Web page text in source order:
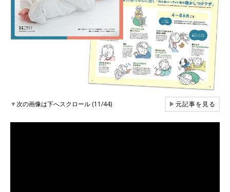
▼次の画像は下へスクロール (11/44) ▶元記事を見る